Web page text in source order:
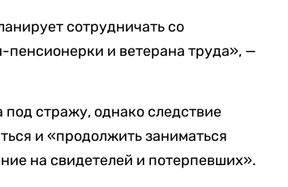
сотрудничать со
и ветерана труда», —
стражу, однако следствие
и «продолжить заниматься
на свидетелей и потерпевших».